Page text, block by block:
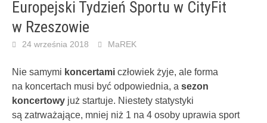
Europejski Tydzień Sportu w CityFit
w Rzeszowie
24 września 2018 MaREK
Nie samymi koncertami człowiek żyje, ale forma
na koncertach musi być odpowiednia, a sezon
koncertowy już startuje. Niestety statystyki
są zatrważające, mniej niż 1 na 4 osoby uprawia sport